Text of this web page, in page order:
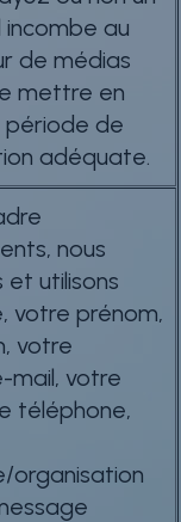
au
de médias
mettre en
période de
adéquate.
nous
et utilisons
votre prénom,
votre
mail, votre
téléphone,
organisation